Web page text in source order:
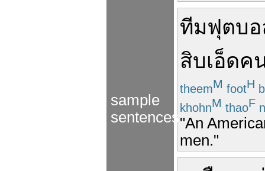
sample
sentences
ทีมฟุตบ
สิบเอ็ดค
theemM footH
khohnM thaoF
"An
men."